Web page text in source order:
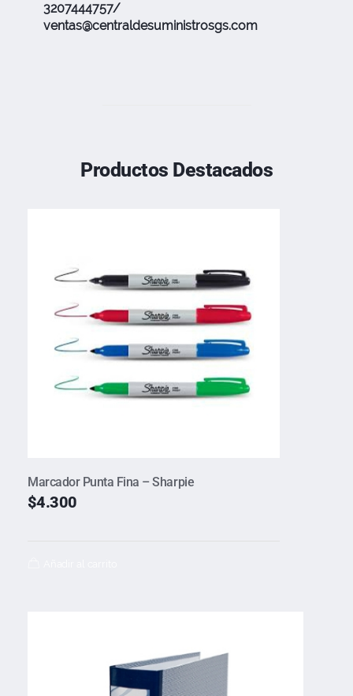
3207444757/
ventas@centraldesuministrosgs.com
Productos Destacados
Marcador Punta Fina – Sharpie
$4.300